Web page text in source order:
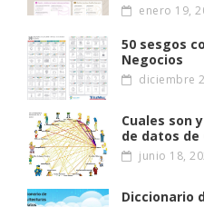
enero 19,
50 sesgos
Negocios
diciembre
Cuales son
de datos de
junio 18,
Diccionario